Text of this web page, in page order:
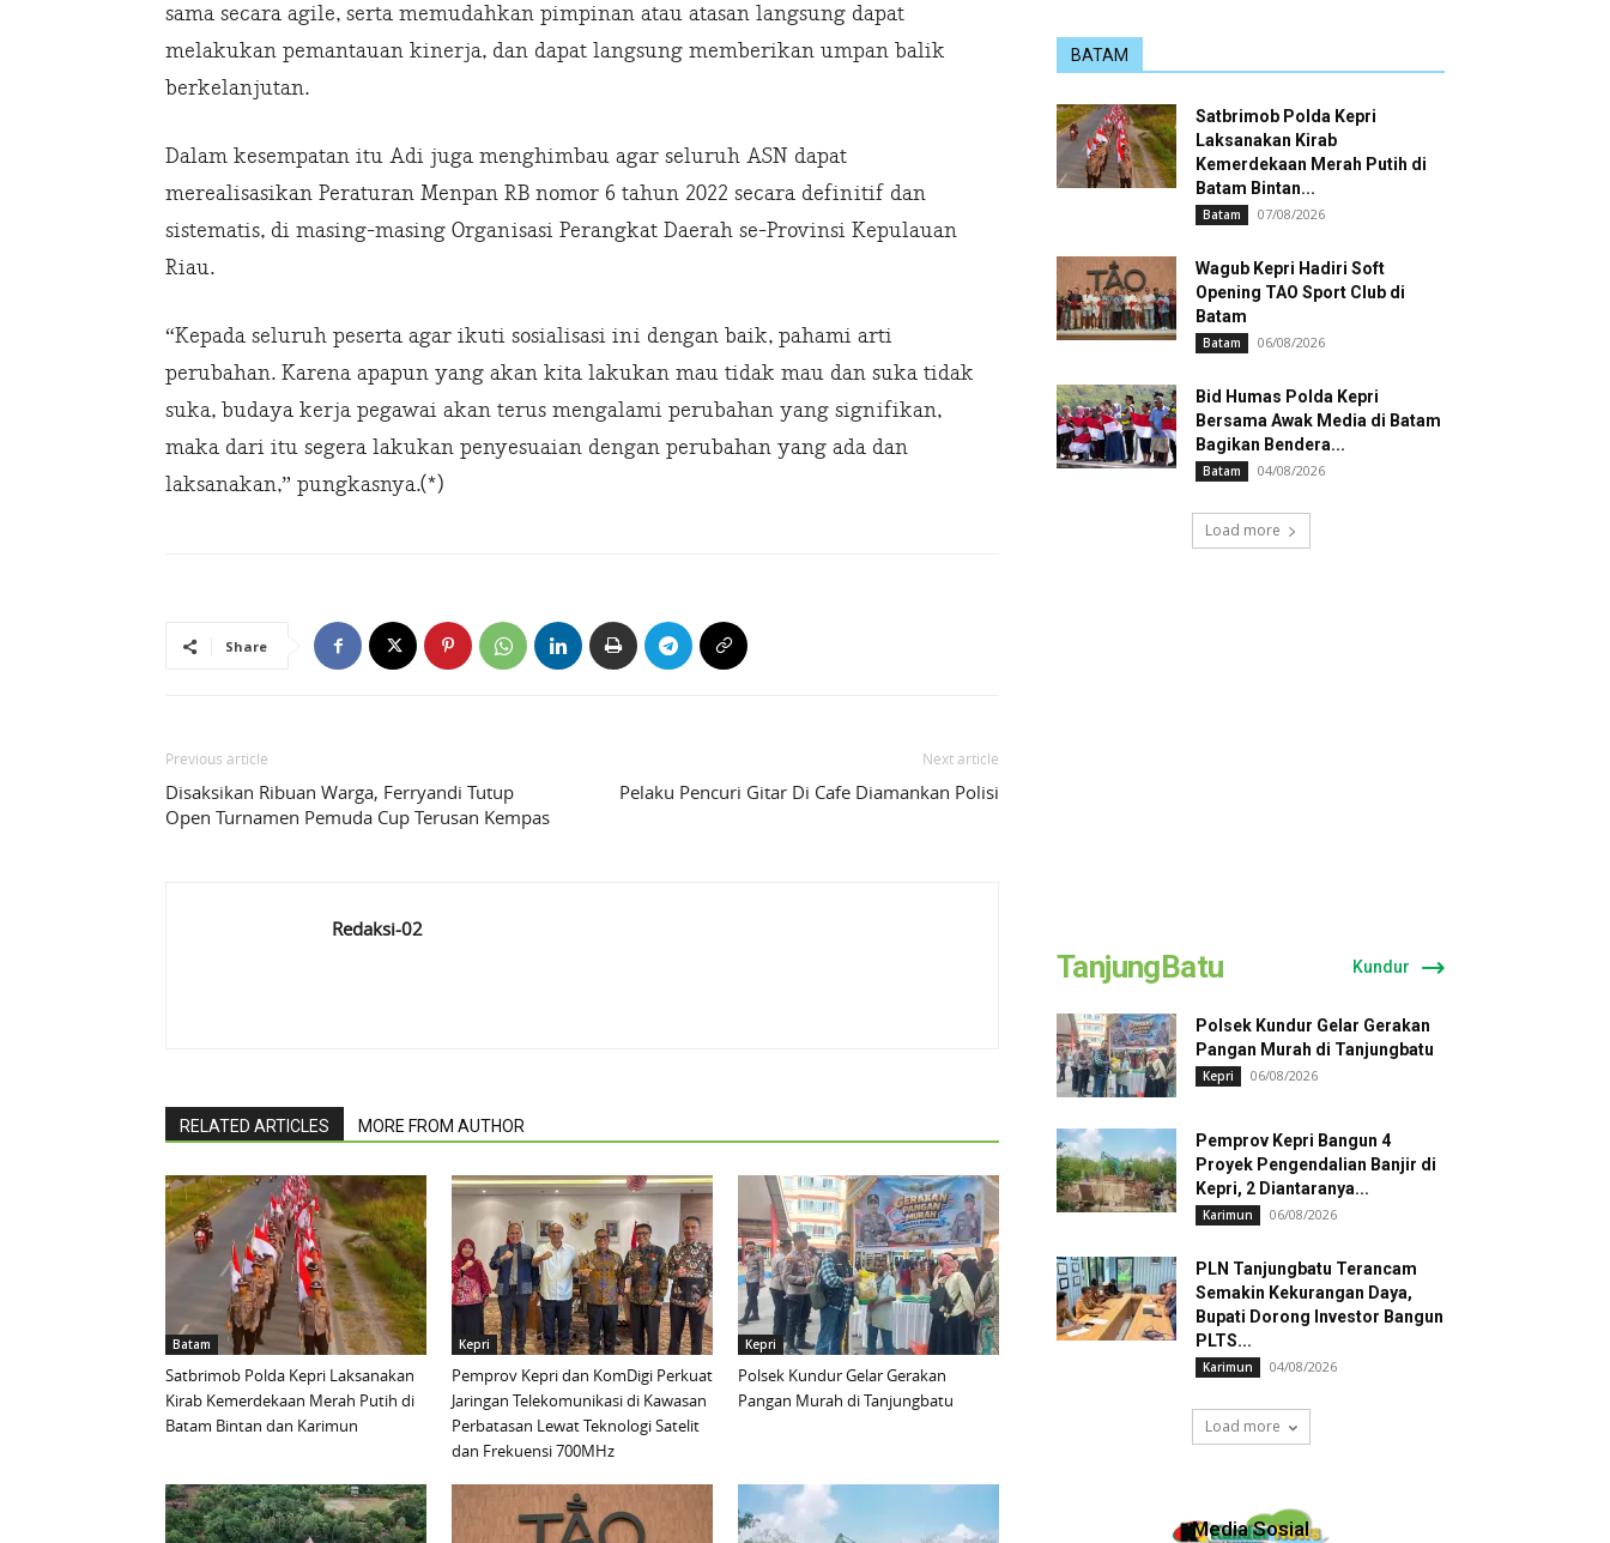
sama secara agile, serta memudahkan pimpinan atau atasan langsung dapat
melakukan pemantauan kinerja, dan dapat langsung memberikan umpan balik
berkelanjutan.
Dalam kesempatan itu Adi juga menghimbau agar seluruh ASN dapat
merealisasikan Peraturan Menpan RB nomor 6 tahun 2022 secara definitif dan
sistematis, di masing-masing Organisasi Perangkat Daerah se-Provinsi Kepulauan
Riau.
“Kepada seluruh peserta agar ikuti sosialisasi ini dengan baik, pahami arti
perubahan. Karena apapun yang akan kita lakukan mau tidak mau dan suka tidak
suka, budaya kerja pegawai akan terus mengalami perubahan yang signifikan,
maka dari itu segera lakukan penyesuaian dengan perubahan yang ada dan
laksanakan,” pungkasnya.(*)
Share
Previous article
Disaksikan Ribuan Warga, Ferryandi Tutup
Open Turnamen Pemuda Cup Terusan Kempas
Next article
Pelaku Pencuri Gitar Di Cafe Diamankan Polisi
Redaksi-02
RELATED ARTICLES MORE FROM AUTHOR
Batam
Satbrimob Polda Kepri Laksanakan
Kirab Kemerdekaan Merah Putih di
Batam Bintan dan Karimun
Kepri
Pemprov Kepri dan KomDigi Perkuat
Jaringan Telekomunikasi di Kawasan
Perbatasan Lewat Teknologi Satelit
dan Frekuensi 700MHz
Kepri
Polsek Kundur Gelar Gerakan
Pangan Murah di Tanjungbatu
BATAM
Satbrimob Polda Kepri
Laksanakan Kirab
Kemerdekaan Merah Putih di
Batam Bintan...
Batam 07/08/2026
Wagub Kepri Hadiri Soft
Opening TAO Sport Club di
Batam
Batam 06/08/2026
Bid Humas Polda Kepri
Bersama Awak Media di Batam
Bagikan Bendera...
Batam 04/08/2026
Load more
TanjungBatu Kundur
Polsek Kundur Gelar Gerakan
Pangan Murah di Tanjungbatu
Kepri 06/08/2026
Pemprov Kepri Bangun 4
Proyek Pengendalian Banjir di
Kepri, 2 Diantaranya...
Karimun 06/08/2026
PLN Tanjungbatu Terancam
Semakin Kekurangan Daya,
Bupati Dorong Investor Bangun
PLTS...
Karimun 04/08/2026
Load more
Media Sosial